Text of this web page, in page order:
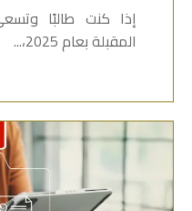
إذا كنت طالبًا
المقبلة بعام 2025،...